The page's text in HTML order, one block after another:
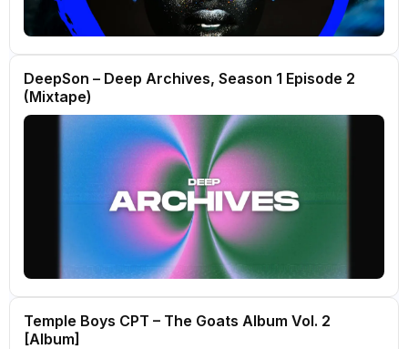
DeepSon – Deep Archives, Season 1 Episode 2
(Mixtape)
Temple Boys CPT – The Goats Album Vol. 2
[Album]